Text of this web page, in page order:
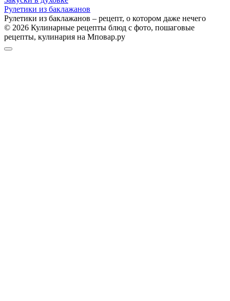
Рулетики из баклажанов
Рулетики из баклажанов – рецепт, о котором даже нечего
© 2026 Кулинарные рецепты блюд с фото, пошаговые
рецепты, кулинария на Мповар.ру